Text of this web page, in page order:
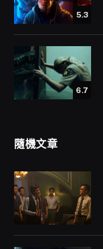
5.3
6.7
隨機文章